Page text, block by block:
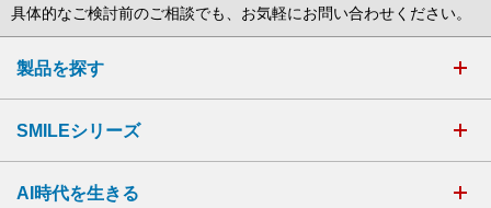
具体的なご検討前のご相談でも、お気軽にお問い合わせください。
製品を探す
SMILEシリーズ
AI時代を生きる